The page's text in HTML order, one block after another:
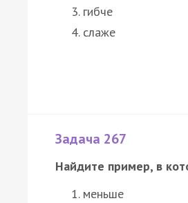
гибче
слаже
Задача 267
Найдите пример, в
меньше